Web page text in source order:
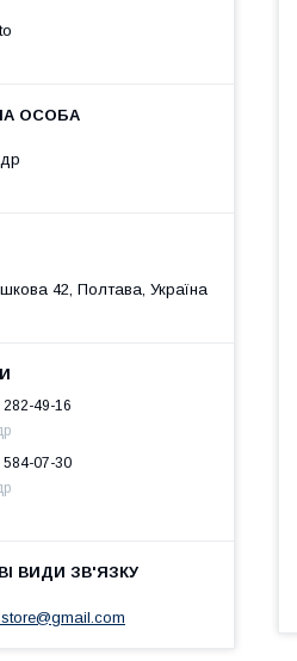
42, Полтава, Україна
49-16
584-07-30